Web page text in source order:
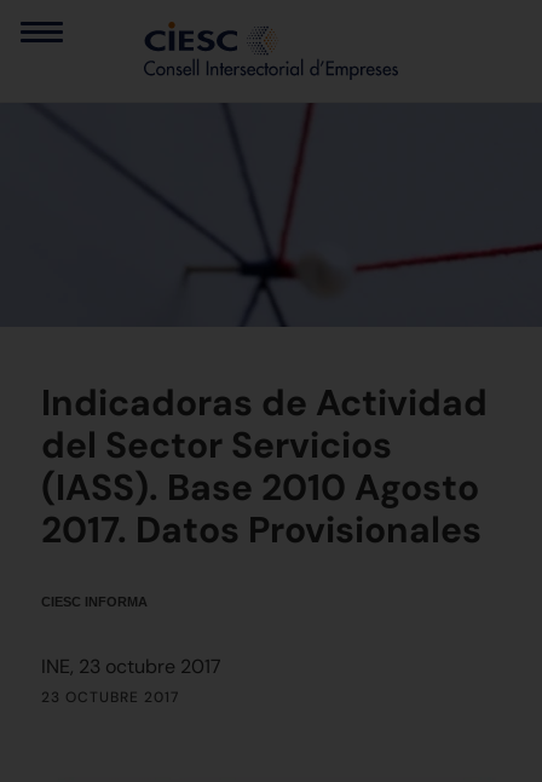
Indicadoras de Actividad
del Sector Servicios
(IASS). Base 2010 Agosto
2017. Datos Provisionales
CIESC INFORMA
INE, 23 octubre 2017
23 OCTUBRE 2017